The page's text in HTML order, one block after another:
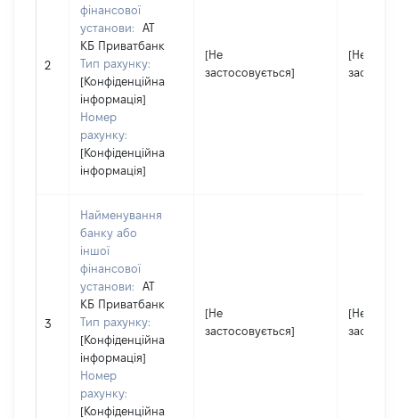
2
фінансової
установи:
АТ
КБ Приватбанк
Тип рахунку:
[Конфіденційна
інформація]
Номер
рахунку:
[Конфіденційна
інформація]
[Не
застосовується]
[Не
3
Найменування
банку або
іншої
фінансової
установи:
АТ
КБ Приватбанк
Тип рахунку:
[Конфіденційна
інформація]
Номер
рахунку:
[Конфіденційна
[Не
застосовується]
[Не